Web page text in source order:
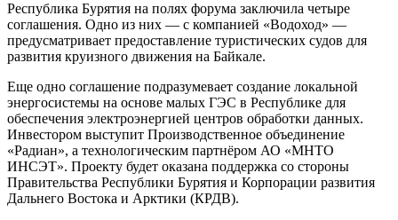
Республика Бурятия на полях форума заключила четыре
соглашения. Одно из них — с компанией «Водоход» —
предусматривает предоставление туристических судов для
развития круизного движения на Байкале.
Еще одно соглашение подразумевает создание локальной
энергосистемы на основе малых ГЭС в Республике для
обеспечения электроэнергией центров обработки данных.
Инвестором выступит Производственное объединение
«Радиан», а технологическим партнёром АО «МНТО
ИНСЭТ». Проекту будет оказана поддержка со стороны
Правительства Республики Бурятия и Корпорации развития
Дальнего Востока и Арктики (КРДВ).